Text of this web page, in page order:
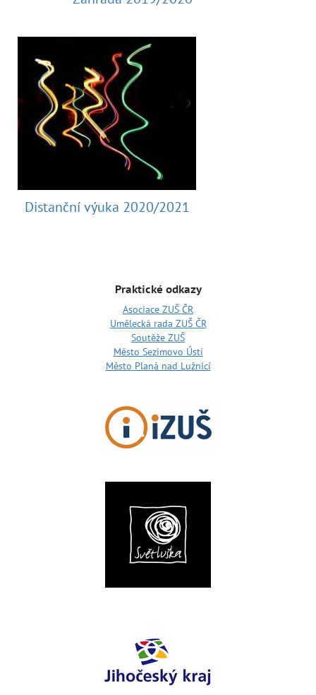
Distanční výuka 2020/2021
Praktické odkazy
Asociace ZUŠ ČR
Umělecká rada ZUŠ ČR
Soutěže ZUŠ
Město Sezimovo Ústí
Město Planá nad Lužnicí